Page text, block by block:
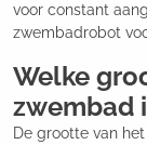
voor constant
zwembadrobot
Welke
zwembad
De grootte van